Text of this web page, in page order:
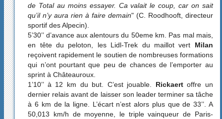
de Total au moins essayer. Ca valait le coup, car on sait
qu’il n’y aura rien à faire demain" (C. Roodhooft, directeur
sportif des Alpecin).
5’30’’ d’avance aux alentours du 50eme km. Pas mal mais,
en tête du peloton, les Lidl-Trek du maillot vert Milan
reçoivent rapidement le soutien de nombreuses formations
qui n’ont pourtant que peu de chances de l’emporter au
sprint à Châteauroux.
1’10’’ à 12 km du but. C’est jouable. Rickaertoffre un
dernier relais avant de laisser son leader terminer sa tâche
à 6 km de la ligne. L’écart n’est alors plus que de 33’’. A
50,013 km/h de moyenne, le triple vainqueur de Paris-